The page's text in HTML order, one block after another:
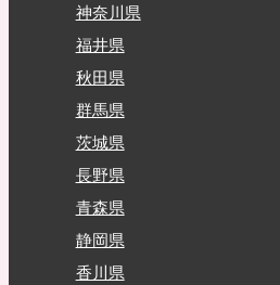
神奈川県
福井県
秋田県
群馬県
茨城県
長野県
青森県
静岡県
香川県